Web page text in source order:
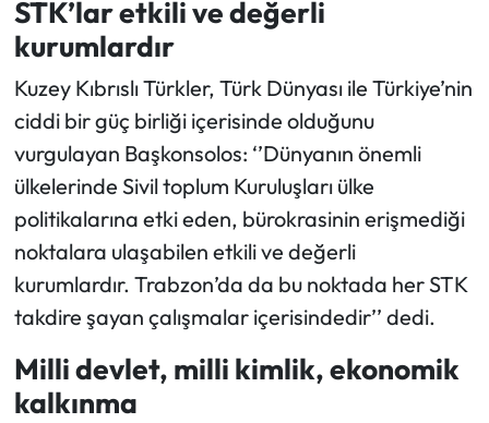
STK’lar etkili ve değerli
kurumlardır
Kuzey Kıbrıslı Türkler, Türk Dünyası ile Türkiye’nin
ciddi bir güç birliği içerisinde olduğunu
vurgulayan Başkonsolos: ‘’Dünyanın önemli
ülkelerinde Sivil toplum Kuruluşları ülke
politikalarına etki eden, bürokrasinin erişmediği
noktalara ulaşabilen etkili ve değerli
kurumlardır. Trabzon’da da bu noktada her STK
takdire şayan çalışmalar içerisindedir’’ dedi.
Milli devlet, milli kimlik, ekonomik
kalkınma